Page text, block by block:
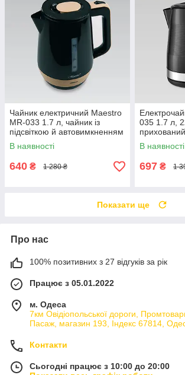
Чайник електричний Maestro
MR-033 1.7 л, чайник із
підсвіткою й автовимкненням
В наявності
640 ₴ 1 280 ₴
035 1.7 л,
прихований
В наявності
697 ₴ 1
Показати ще
Про нас
100% позитивних з 27 відгуків за рік
Працює з 05.01.2022
м. Одеса
7км Овідіопольської дороги,
Пасаж, магазин 193, Індекс 67814,
Контакти
Сьогодні працює з 10:00 до 20:00